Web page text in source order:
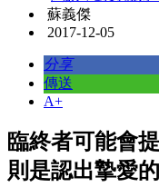
蘇義傑
2017-12-05
分享
傳送
A+
臨終者可能會
則是認出摯愛